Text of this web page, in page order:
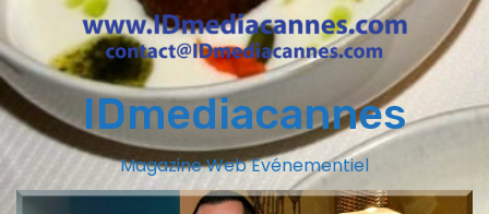
IDmediacannes
Magazine Web Evénementiel